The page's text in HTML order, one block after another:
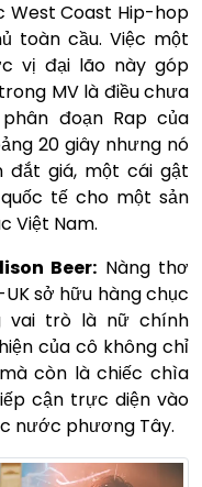
West Coast Hip-hop
toàn cầu. Việc một
vị đại lão này góp
MV là điều chưa
đoạn Rap của
20 giây nhưng nó
đắt giá, một cái gật
tế cho một sản
Việt Nam.
Beer: Nàng thơ
sở hữu hàng chục
vai trò là nữ chính
của cô không chỉ
còn là chiếc chìa
cận trực diện vào
nước phương Tây.